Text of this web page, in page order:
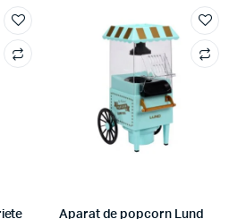
Aparat de popcorn Lund